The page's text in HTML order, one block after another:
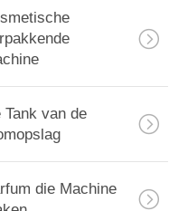
Tank van de
die Machine